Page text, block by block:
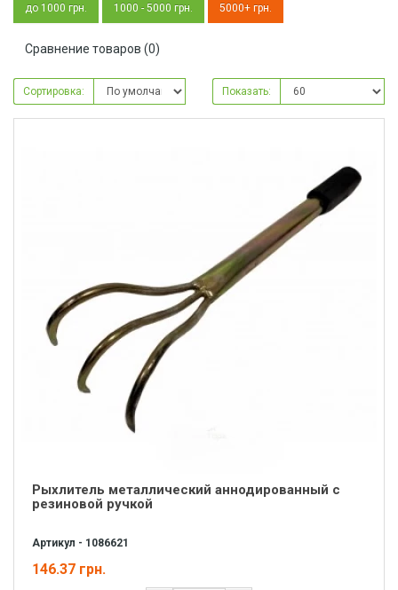
до 1000 грн. 1000 - 5000 грн. 5000+ грн.
Сравнение товаров (0)
Сортировка: Показать:
Рыхлитель металлический аннодированный с
резиновой ручкой
Артикул - 1086621
146.37 грн.